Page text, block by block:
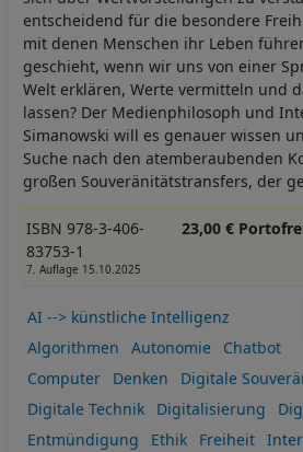
entscheidend für die besondere
mit denen Menschen ihr Leben
geschieht, wenn wir uns von einer
Welt erklären, Werte vermitteln und
lassen? Der Medienphilosoph und
Simanowski will es genauer wissen
Suche nach den atemberaubenden
großen Souveränitätstransfers, der
ISBN 978-3-406-
83753-1
7. Auflage 15.10.2025
23,00 €
AI --> künstliche Intelligenz
Algorithmen
Autonomie
Chatbot
Computer
Denken
Digitale
Digitale Technik
Digitalisierung
Entmündigung
Ethik Freiheit